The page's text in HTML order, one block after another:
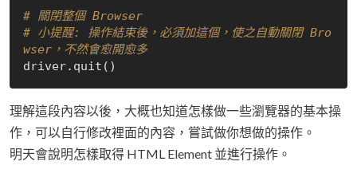
# 關閉整個 Browser
# 小提醒: 操作結束後，必須加這個，使之自動關閉 Bro
wser，不然會愈開愈多
理解這段內容以後，大概也知道怎樣做一些瀏覽器的基本操
作，可以自行修改裡面的內容，嘗試做你想做的操作。
明天會說明怎樣取得 HTML Element 並進行操作。